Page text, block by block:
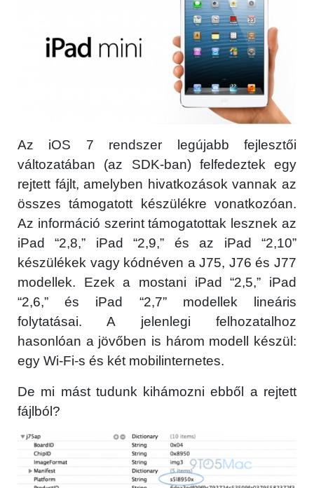
Az iOS 7 rendszer legújabb fejlesztői
változatában (az SDK-ban) felfedeztek egy
rejtett fájlt, amelyben hivatkozások vannak az
összes támogatott készülékre vonatkozóan.
Az információ szerint támogatottak lesznek az
iPad “2,8,” iPad “2,9,” és az iPad “2,10”
készülékek vagy kódnéven a J75, J76 és J77
modellek. Ezek a mostani iPad “2,5,” iPad
“2,6,” és iPad “2,7” modellek lineáris
folytatásai. A jelenlegi felhozatalhoz
hasonlóan a jövőben is három modell készül:
egy Wi-Fi-s és két mobilinternetes.
De mi mást tudunk kihámozni ebből a rejtett
fájlból?